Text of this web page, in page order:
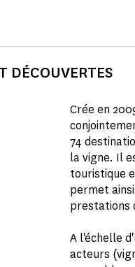
DÉCOUVERTES
Crée en
74
la vigne. Il
touristique
permet
prestations
A l'échelle
acteurs